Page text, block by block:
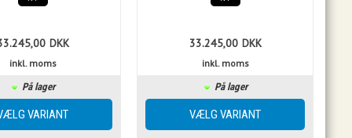
DKK
inkl. moms
På lager
33.245,00 DKK
inkl. moms
På lager